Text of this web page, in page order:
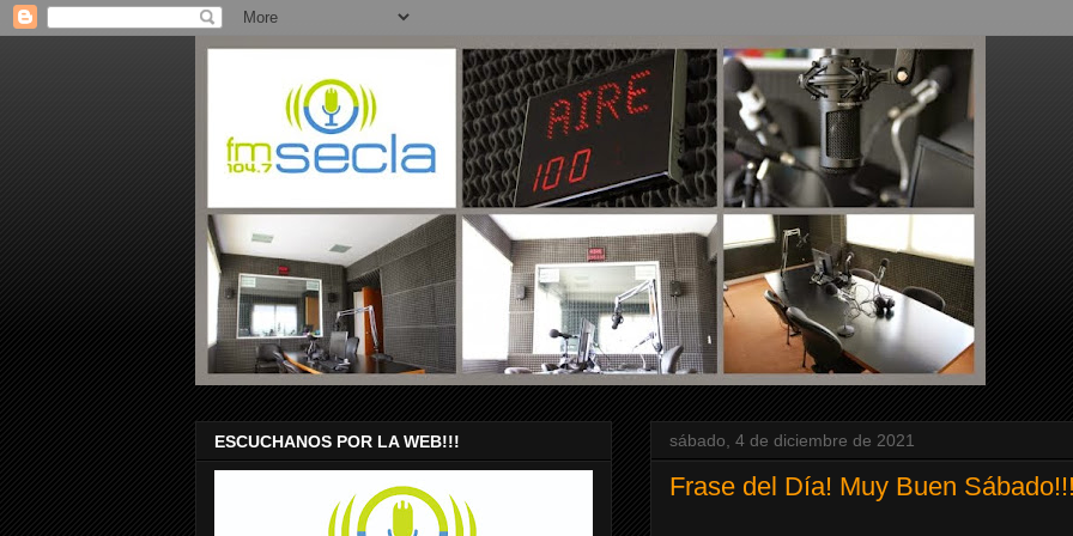
sábado, 4 de diciembre de 2021
Frase del Día! Muy Buen
ESCUCHANOS POR LA WEB!!!